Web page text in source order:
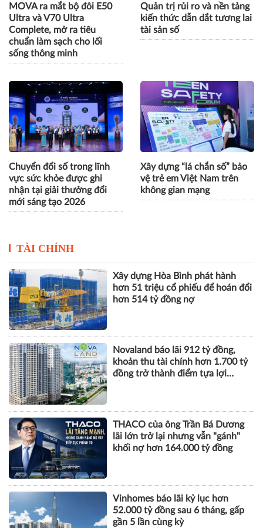
MOVA ra mắt bộ đôi E50
Ultra và V70 Ultra
Complete, mở ra tiêu
chuẩn làm sạch cho lối
sống thông minh
Quản trị rủi ro và nền tảng
kiến thức dẫn dắt tương lai
tài sản số
Chuyển đổi số trong lĩnh
vực sức khỏe được ghi
nhận tại giải thưởng đổi
mới sáng tạo 2026
Xây dựng “lá chắn số” bảo
vệ trẻ em Việt Nam trên
không gian mạng
TÀI CHÍNH
Xây dựng Hòa Bình phát hành
hơn 51 triệu cổ phiếu để hoán đổi
hơn 514 tỷ đồng nợ
Novaland báo lãi 912 tỷ đồng,
khoản thu tài chính hơn 1.700 tỷ
đồng trở thành điểm tựa lợi
THACO của ông Trần Bá Dương
lãi lớn trở lại nhưng vẫn "gánh"
khối nợ hơn 164.000 tỷ đồng
Vinhomes báo lãi kỷ lục hơn
52.000 tỷ đồng sau 6 tháng, gấp
gần 5 lần cùng kỳ